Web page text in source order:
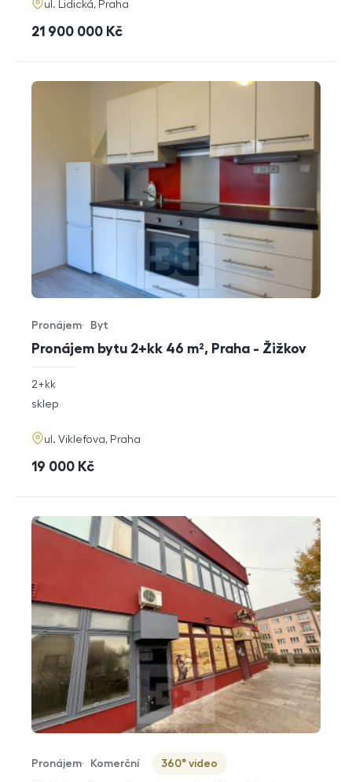
adresa
ul. Lidická, Praha
cena
21 900 000 Kč
Pronájem bytu 2+kk 46 m², Praha - Žižkov
Typ nabídky
Pronájem
Typ nemovitosti
Byt
rozměry
2+kk
funkce
sklep
adresa
ul. Viklefova, Praha
cena
19 000 Kč
Typ nabídky
Pronájem
Typ nemovitosti
Komerční
Virtuální prohlídka
360° video